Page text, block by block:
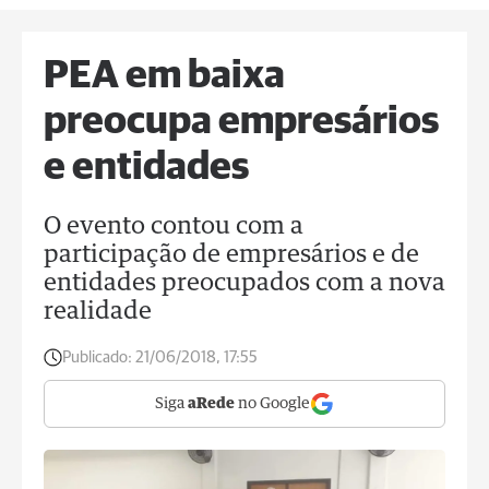
PEA em baixa
preocupa empresários
e entidades
O evento contou com a
participação de empresários e de
entidades preocupados com a nova
realidade
Publicado: 21/06/2018, 17:55
Siga aRede no Google